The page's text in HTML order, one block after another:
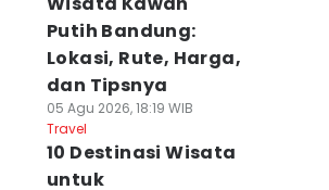
Putih Bandung:
Lokasi, Rute, Harga,
dan Tipsnya
05 Agu 2026, 18:19 WIB
Travel
10 Destinasi Wisata
untuk